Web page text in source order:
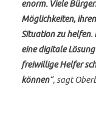
enorm. Viele
Möglichkeiten,
Situation zu helfen.
eine digitale
freiwillige Helfer
können“, sagt